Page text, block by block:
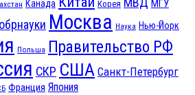
Канада Корея МГУ
Москва Наука Нью-Йорк
Польша Правительство РФ
СКР США Санкт-Петербург
Франция Япония